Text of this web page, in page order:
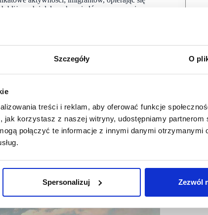
Szczegóły O
treści i reklam, aby oferować funkcje
korzystasz z naszej witryny, udostępniamy partnerom
połączyć te informacje z innymi danymi otrzymanymi
Spersonalizuj Zezwól
bliższych i dalszych sąsiadów – proponując
zarówno fizycznie, jak i w przestrzeni
normami sanitarnymi i będą dostosowane
najbardziej potrzebna w przyszłości?
młodych ludzi w Polsce, nie jest problemem,
dzieciom w kryzysach psychicznym jest
podobnie, tak jak nasza Fundacja
Potrzebna jest pomoc finansowa, aby
Młodzieży 116 111. Dzięki tym działaniom
bezpośredniej, bo nie mieszkają w dużych
Jest to również unikalna oferta wsparcia
dorosłym. 116 111 to linia, która pomaga